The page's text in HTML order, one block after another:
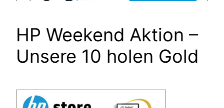
HP Weekend Aktion –
Unsere 10 holen Gold